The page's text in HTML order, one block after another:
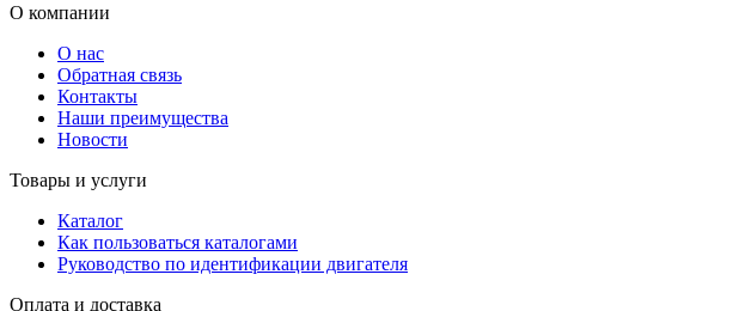
О компании
О нас
Обратная связь
Контакты
Наши преимущества
Новости
Товары и услуги
Каталог
Как пользоваться каталогами
Руководство по идентификации двигателя
Оплата и доставка